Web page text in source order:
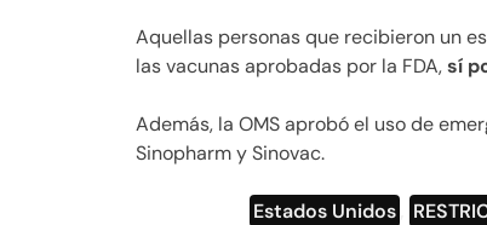
Aquellas personas que recibieron un
las vacunas aprobadas por la FDA,sí
Además, la OMS aprobó el uso de
Sinopharm y Sinovac.
Estados Unidos